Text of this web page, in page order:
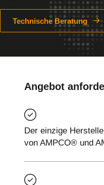
Technische Beratung
Angebot
Der einzige
von AMPCO® und